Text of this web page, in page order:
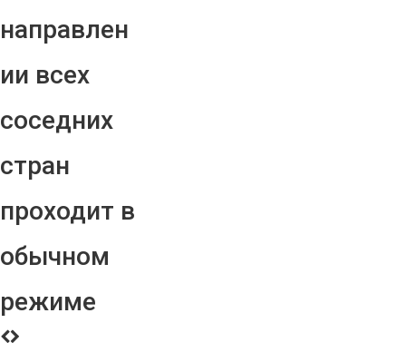
направлен
ии всех
соседних
стран
проходит в
обычном
режиме